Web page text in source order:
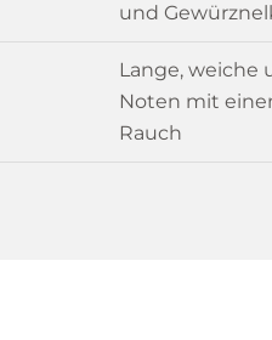
und
Lange, weiche
Noten mit
Rauch